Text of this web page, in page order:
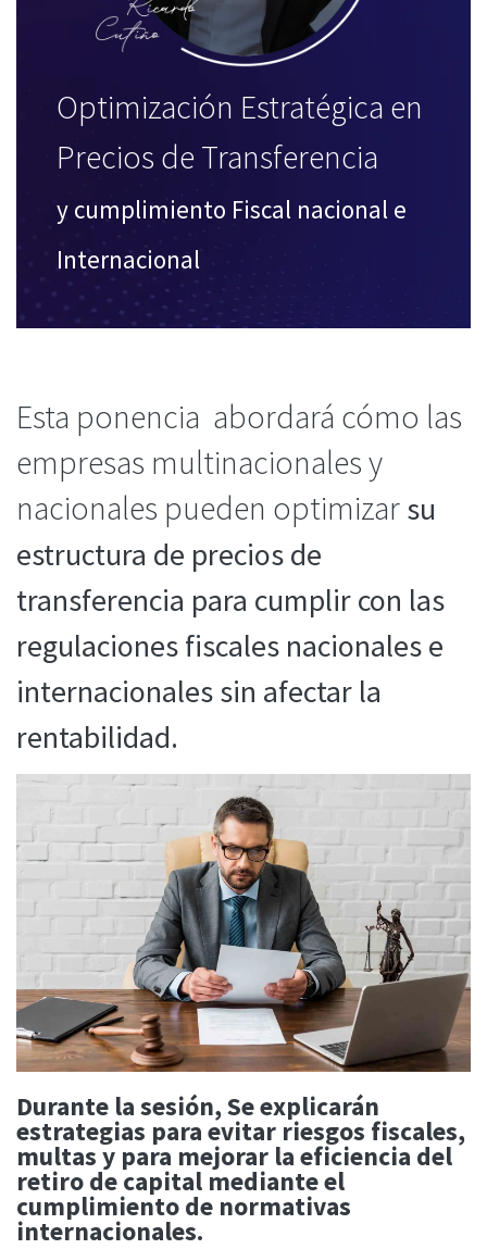
Optimización Estratégica en
Precios de Transferencia
y cumplimiento Fiscal nacional e
Internacional
Esta ponencia abordará cómo las
empresas multinacionales y
nacionales pueden optimizarsu
estructura de precios de
transferencia para cumplir con las
regulaciones fiscales nacionales e
internacionales sin afectar la
rentabilidad.
Durante la sesión, Se explicarán
estrategias para evitar riesgos fiscales,
multas y para mejorar la eficiencia del
retiro de capital mediante el
cumplimiento de normativas
internacionales.